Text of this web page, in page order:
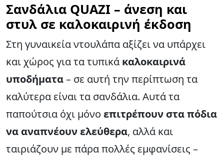
Σανδάλια QUAZI – άνεση και
στυλ σε καλοκαιρινή έκδοση
Στη γυναικεία ντουλάπα αξίζει να υπάρχει
και χώρος για τα τυπικά καλοκαιρινά
υποδήματα– σε αυτή την περίπτωση τα
καλύτερα είναι τα σανδάλια. Αυτά τα
παπούτσια όχι μόνο επιτρέπουν στα πόδια
να αναπνέουν ελεύθερα, αλλά και
ταιριάζουν με πάρα πολλές εμφανίσεις –